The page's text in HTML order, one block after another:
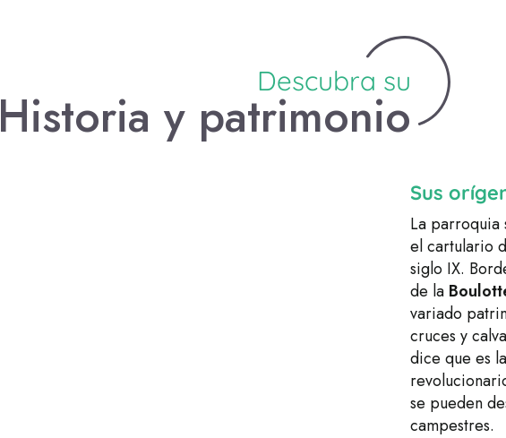
Descubra su
Historia y patrimonio
Sus
La
el cartulario
siglo IX.
de la
variado
cruces y
dice que es
se pueden
campestres.